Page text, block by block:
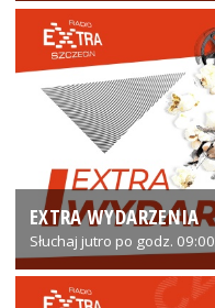
EXTRA WYDARZENIA
Słuchaj jutro po godz. 09:00